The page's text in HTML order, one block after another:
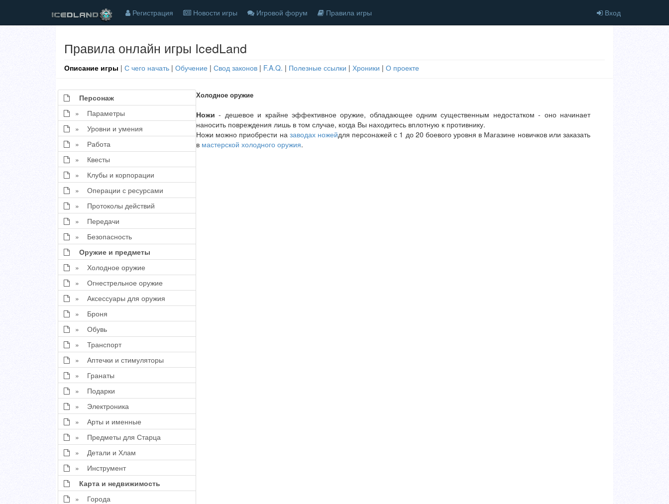
Регистрация Новости игры Игровой форум Правила игры Вход
Правила онлайн игры IcedLand
Описание игры | С чего начать | Обучение | Свод законов | F.A.Q. | Полезные ссылки | Хроники | О проекте
Персонаж
» Параметры
» Уровни и умения
» Работа
» Квесты
» Клубы и корпорации
» Операции с ресурсами
» Протоколы действий
» Передачи
» Безопасность
Оружие и предметы
» Холодное оружие
» Огнестрельное оружие
» Аксессуары для оружия
» Броня
» Обувь
» Транспорт
» Аптечки и стимуляторы
» Гранаты
» Подарки
» Электроника
» Арты и именные
» Предметы для Старца
» Детали и Хлам
» Инструмент
Карта и недвижимость
» Города
Холодное оружие
Ножи - дешевое и крайне эффективное оружие, обладающее одним существенным недостатком - оно начинает
наносить повреждения лишь в том случае, когда Вы находитесь вплотную к противнику.
Ножи можно приобрести на заводах ножейдля персонажей с 1 до 20 боевого уровня в Магазине новичков или заказать
в мастерской холодного оружия.